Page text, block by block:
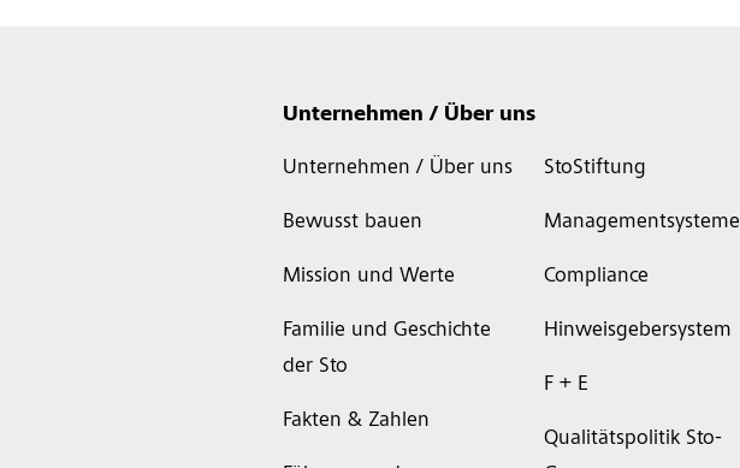
Unternehmen / Über uns
Unternehmen / Über uns
Bewusst bauen
Mission und Werte
Familie und Geschichte
der Sto
Fakten & Zahlen
StoStiftung
Managementsysteme
Compliance
Hinweisgebersystem
F + E
Qualitätspolitik Sto-